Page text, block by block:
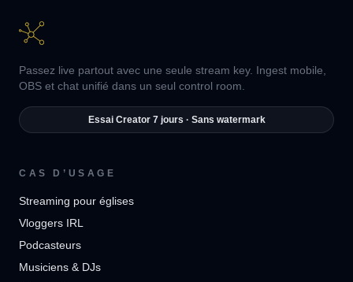
Passez live partout avec une seule stream key. Ingest mobile,
OBS et chat unifié dans un seul control room.
Essai Creator 7 jours · Sans watermark
CAS D’USAGE
Streaming pour églises
Vloggers IRL
Podcasteurs
Musiciens & DJs